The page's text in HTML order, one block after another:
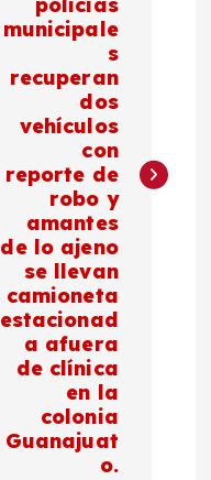
municipale
s
recuperan
dos
vehículos
con
reporte de
robo y
amantes
de lo ajeno
se llevan
camioneta
estacionad
a afuera
de clínica
en la
colonia
Guanajuat
o.